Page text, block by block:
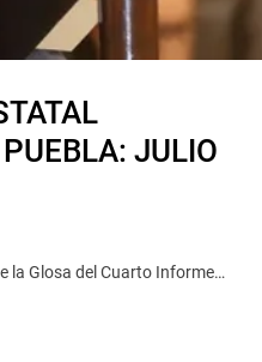
JULIO
la Glosa del Cuarto Informe…